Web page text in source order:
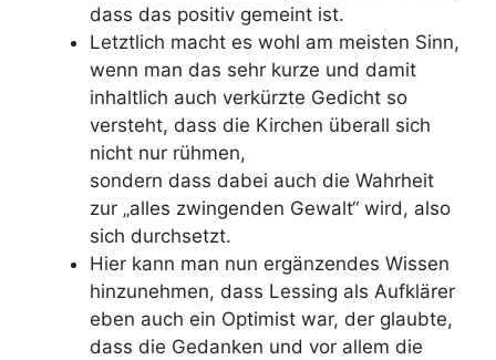
dass das positiv gemeint ist.
Letztlich macht es wohl am meisten Sinn,
wenn man das sehr kurze und damit
inhaltlich auch verkürzte Gedicht so
versteht, dass die Kirchen überall sich
nicht nur rühmen,
sondern dass dabei auch die Wahrheit
zur „alles zwingenden Gewalt“ wird, also
sich durchsetzt.
Hier kann man nun ergänzendes Wissen
hinzunehmen, dass Lessing als Aufklärer
eben auch ein Optimist war, der glaubte,
dass die Gedanken und vor allem die